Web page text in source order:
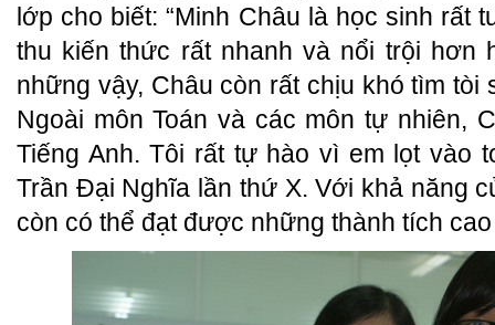
lớp cho biết: “Minh Châu là học sinh rất
thu kiến thức rất nhanh và nổi trội hơn
những vậy, Châu còn rất chịu khó tìm tòi
Ngoài môn Toán và các môn tự nhiên,
Tiếng Anh. Tôi rất tự hào vì em lọt vào
Trần Đại Nghĩa lần thứ X. Với khả năng
còn có thể đạt được những thành tích